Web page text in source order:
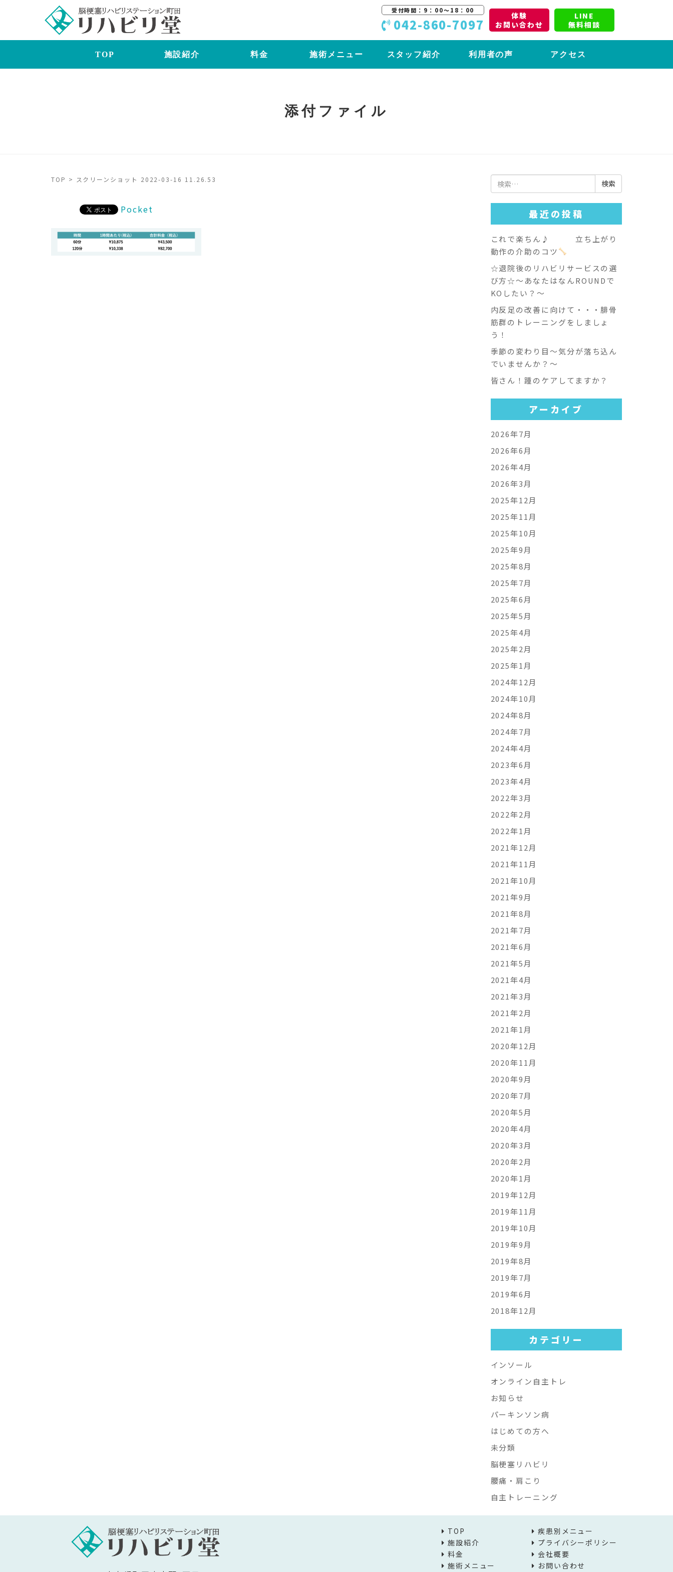
受付時間：9：00〜18：00
042-860-7097
体験
お問い合わせ
LINE
無料相談
TOP 施設紹介 料金 施術メニュー スタッフ紹介 利用者の声 アクセス
添付ファイル
TOP > スクリーンショット 2022-03-16 11.26.53
Pocket
検
索:
最近の投稿
これで楽ちん♪ 立ち上がり
動作の介助のコツ
☆退院後のリハビリサービスの選
び方☆～あなたはなんROUNDで
KOしたい？～
内反足の改善に向けて・・・腓骨
筋群のトレーニングをしましょ
う！
季節の変わり目～気分が落ち込ん
でいませんか？～
皆さん！踵のケアしてますか？
アーカイブ
2026年7月
2026年6月
2026年4月
2026年3月
2025年12月
2025年11月
2025年10月
2025年9月
2025年8月
2025年7月
2025年6月
2025年5月
2025年4月
2025年2月
2025年1月
2024年12月
2024年10月
2024年8月
2024年7月
2024年4月
2023年6月
2023年4月
2022年3月
2022年2月
2022年1月
2021年12月
2021年11月
2021年10月
2021年9月
2021年8月
2021年7月
2021年6月
2021年5月
2021年4月
2021年3月
2021年2月
2021年1月
2020年12月
2020年11月
2020年9月
2020年7月
2020年5月
2020年4月
2020年3月
2020年2月
2020年1月
2019年12月
2019年11月
2019年10月
2019年9月
2019年8月
2019年7月
2019年6月
2018年12月
カテゴリー
インソール
オンライン自主トレ
お知らせ
パーキンソン病
はじめての方へ
未分類
脳梗塞リハビリ
腰痛・肩こり
自主トレーニング
TOP
施設紹介
料金
施術メニュー
疾患別メニュー
プライバシーポリシー
会社概要
お問い合わせ